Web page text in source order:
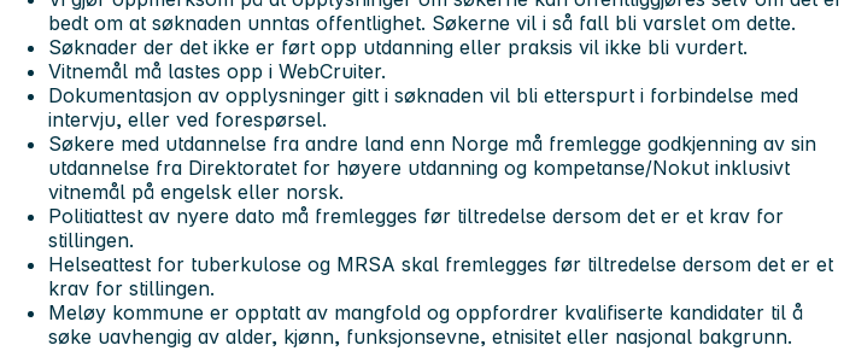
bedt om at søknaden unntas offentlighet. Søkerne vil i så fall bli varslet om dette.
Søknader der det ikke er ført opp utdanning eller praksis vil ikke bli vurdert.
Vitnemål må lastes opp i WebCruiter.
Dokumentasjon av opplysninger gitt i søknaden vil bli etterspurt i forbindelse med
intervju, eller ved forespørsel.
Søkere med utdannelse fra andre land enn Norge må fremlegge godkjenning av sin
utdannelse fra Direktoratet for høyere utdanning og kompetanse/Nokut inklusivt
vitnemål på engelsk eller norsk.
Politiattest av nyere dato må fremlegges før tiltredelse dersom det er et krav for
stillingen.
Helseattest for tuberkulose og MRSA skal fremlegges før tiltredelse dersom det er et
krav for stillingen.
Meløy kommune er opptatt av mangfold og oppfordrer kvalifiserte kandidater til å
søke uavhengig av alder, kjønn, funksjonsevne, etnisitet eller nasjonal bakgrunn.